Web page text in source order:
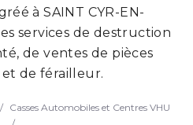
à SAINT CYR-EN-
services de destruction
de ventes de pièces
de férailleur.
/ Casses Automobiles et Centres VHU